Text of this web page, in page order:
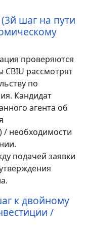
шаг на пути
проверяются
рассмотрят
по
Кандидат
агента об
/ необходимости
подачей заявки
к двойному
/